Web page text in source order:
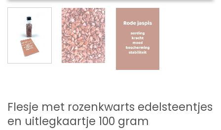
Flesje met rozenkwarts edelsteentjes
en uitlegkaartje 100 gram